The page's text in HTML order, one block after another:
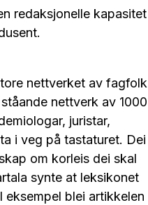
redaksjonelle kapasitet
nettverket av fagfolk
nettverk av 1000
juristar,
i veg på tastaturet. Dei
om korleis dei skal
synte at leksikonet
blei artikkelen